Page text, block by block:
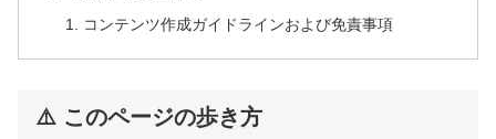
コンテンツ作成ガイドラインおよび免責事項
⚠️ このページの歩き方